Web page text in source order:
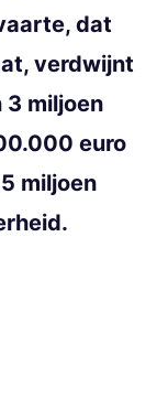
dat
verdwijnt
3 miljoen
euro
miljoen